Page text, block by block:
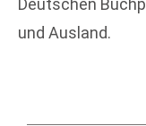
Deutschen
und Ausland.